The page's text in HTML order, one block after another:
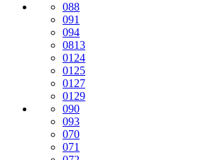
088
091
094
0813
0124
0125
0127
0129
090
093
070
071